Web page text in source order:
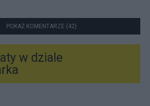
POKAŻ KOMENTARZE (42)
w dziale